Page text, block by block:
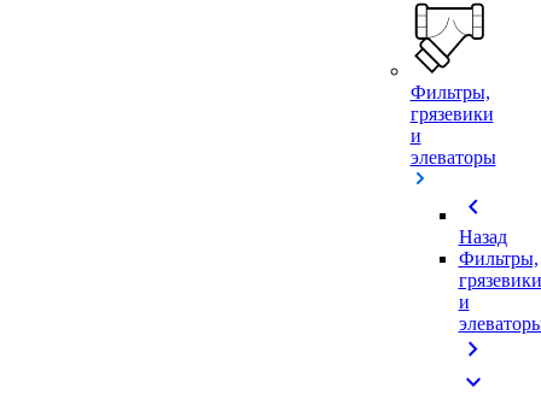
Фильтры,
грязевики
и
элеваторы
chevron_left
Назад
Фильтры,
грязевики
и
chevron_right
expand_more